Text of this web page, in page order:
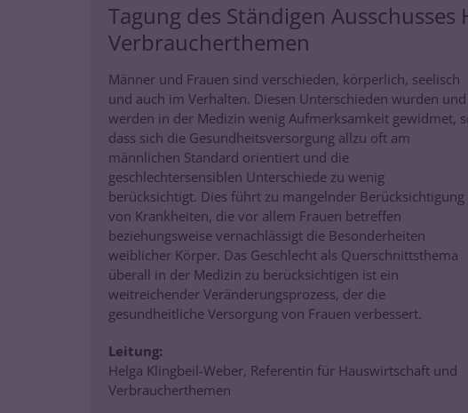
Tagung des Ständigen
Verbraucherthemen
Männer und Frauen sind verschieden, körperlich, seelisch
und auch im Verhalten. Diesen Unterschieden wurden und
werden in der Medizin wenig Aufmerksamkeit gewidmet,
dass sich die Gesundheitsversorgung allzu oft am
männlichen Standard orientiert und die
geschlechtersensiblen Unterschiede zu wenig
berücksichtigt. Dies führt zu mangelnder Berücksichtigung
von Krankheiten, die vor allem Frauen betreffen
beziehungsweise vernachlässigt die Besonderheiten
weiblicher Körper. Das Geschlecht als Querschnittsthema
überall in der Medizin zu berücksichtigen ist ein
weitreichender Veränderungsprozess, der die
gesundheitliche Versorgung von Frauen verbessert.
Leitung:
Helga Klingbeil-Weber, Referentin für Hauswirtschaft und
Verbraucherthemen